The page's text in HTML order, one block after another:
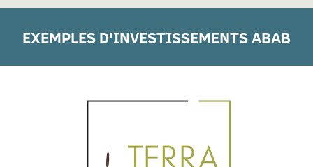
EXEMPLES D'INVESTISSEMENTS ABAB